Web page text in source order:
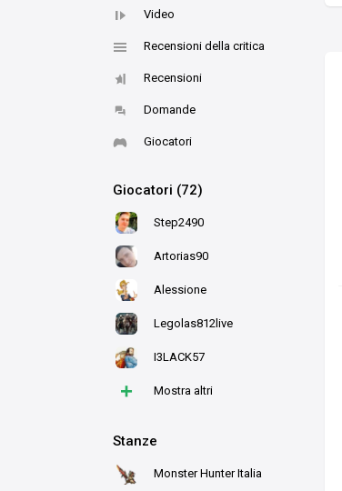
Video
Recensioni della critica
Recensioni
Domande
Giocatori
Giocatori (72)
Step2490
Artorias90
Alessione
Legolas812live
I3LACK57
+ Mostra altri
Stanze
Monster Hunter Italia